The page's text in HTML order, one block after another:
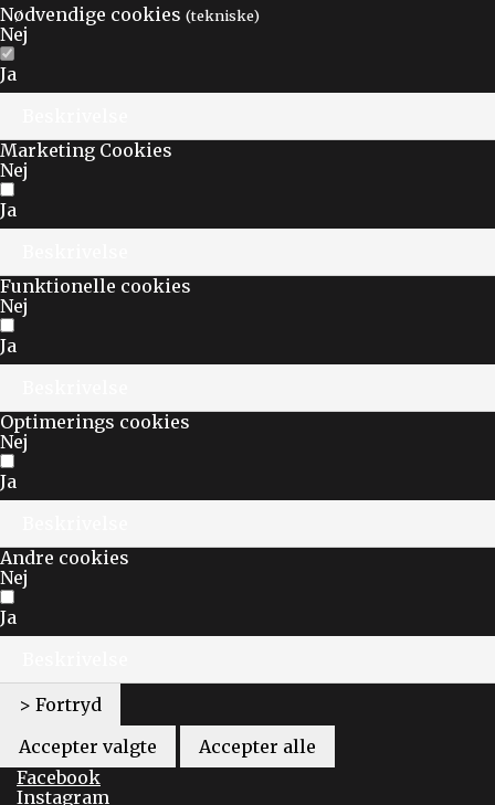
Nødvendige cookies (tekniske)
Nej
Ja
Marketing Cookies
Nej
Ja
Funktionelle cookies
Nej
Ja
Optimerings cookies
Nej
Ja
Andre cookies
Nej
Ja
> Fortryd
Accepter valgte
Accepter alle
Facebook
Instagram